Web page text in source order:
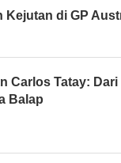
Kejutan di GP
Carlos Tatay:
Balap